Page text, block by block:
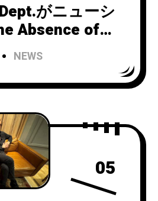
がニューシ
Absence of
「Pet Grief」
を限定ブルーヴ
でリリース！
NEWS
05